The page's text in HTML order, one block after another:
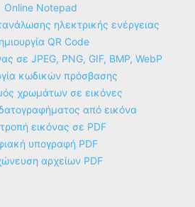
Online Notepad
ηλεκτρικής ενέργειας
QR Code
σε JPEG, PNG, GIF, BMP, WebP
κωδικών πρόσβασης
χρωμάτων σε εικόνες
από εικόνα
εικόνας σε PDF
υπογραφή PDF
αρχείων PDF